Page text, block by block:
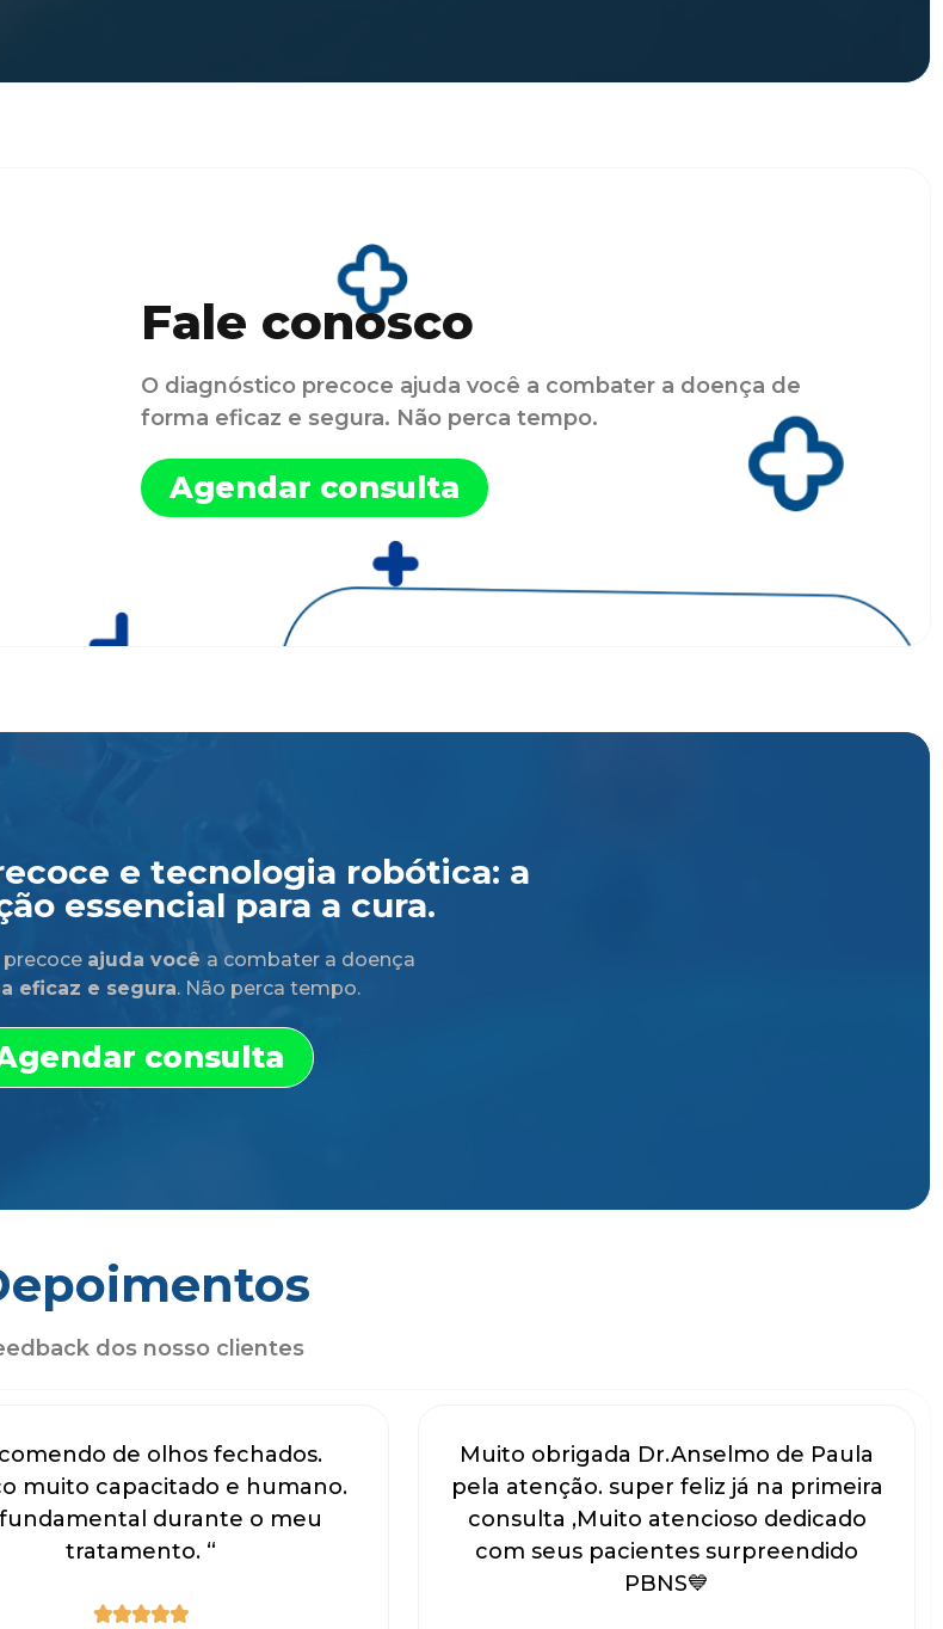
Fale conosco
O diagnóstico precoce ajuda você a combater a doença de
forma eficaz e segura. Não perca tempo.
Agendar consulta
e tecnologia robótica: a
essencial para a cura.
ajuda você a combater a doença
eficaz e segura. Não perca tempo.
consulta
dos nosso clientes
de olhos fechados.
muito capacitado e humano.
durante o meu
tratamento. “

Muito obrigada Dr.Anselmo de Paula
pela atenção. super feliz já na primeira
consulta ,Muito atencioso dedicado
com seus pacientes surpreendido
PBNS💙